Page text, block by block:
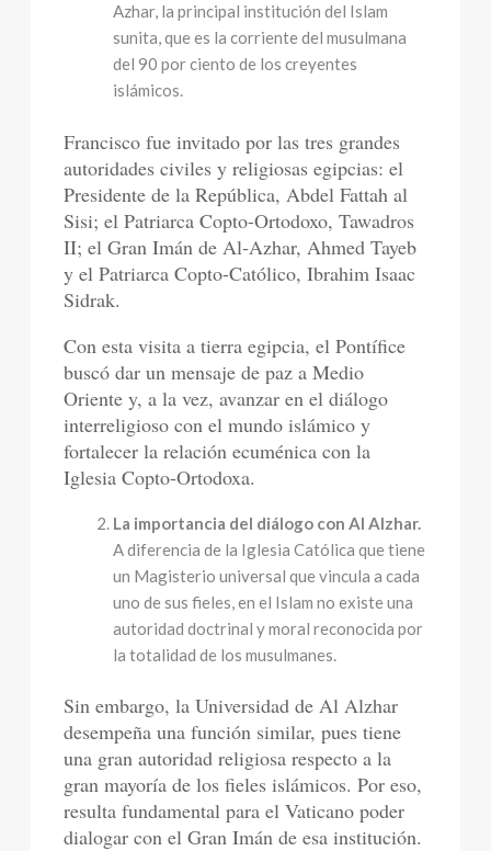
Azhar, la principal institución del Islam
sunita, que es la corriente del musulmana
del 90 por ciento de los creyentes
islámicos.
Francisco fue invitado por las tres grandes
autoridades civiles y religiosas egipcias: el
Presidente de la República, Abdel Fattah al
Sisi; el Patriarca Copto-Ortodoxo, Tawadros
II; el Gran Imán de Al-Azhar, Ahmed Tayeb
y el Patriarca Copto-Católico, Ibrahim Isaac
Sidrak.
Con esta visita a tierra egipcia, el Pontífice
buscó dar un mensaje de paz a Medio
Oriente y, a la vez, avanzar en el diálogo
interreligioso con el mundo islámico y
fortalecer la relación ecuménica con la
Iglesia Copto-Ortodoxa.
La importancia del diálogo con Al Alzhar.
A diferencia de la Iglesia Católica que tiene
un Magisterio universal que vincula a cada
uno de sus fieles, en el Islam no existe una
autoridad doctrinal y moral reconocida por
la totalidad de los musulmanes.
Sin embargo, la Universidad de Al Alzhar
desempeña una función similar, pues tiene
una gran autoridad religiosa respecto a la
gran mayoría de los fieles islámicos. Por eso,
resulta fundamental para el Vaticano poder
dialogar con el Gran Imán de esa institución.